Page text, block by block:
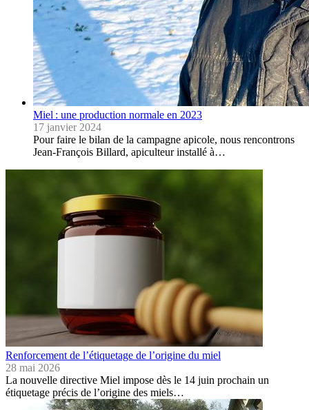
Miel : une production normale en 2023
17 janvier 2024
Pour faire le bilan de la campagne apicole, nous rencontrons
Jean-François Billard, apiculteur installé à…
Renforcement de l’étiquetage de l’origine du miel
28 mai 2026
La nouvelle directive Miel impose dès le 14 juin prochain un
étiquetage précis de l’origine des miels…